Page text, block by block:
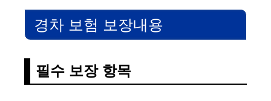
경차 보험 보장내용
필수 보장 항목